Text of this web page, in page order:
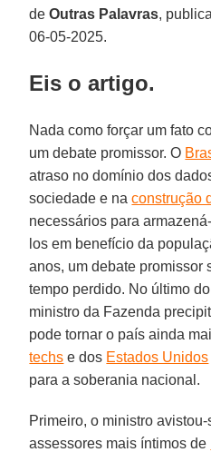
deOutras Palavras,
06-05-2025.
Eis o artigo.
Nada como forçar um fato
um debate promissor. O
atraso no domínio dos
sociedade e naconstrução
necessários para
los em benefício da
anos, um debate promissor
tempo perdido. No último
ministro da Fazenda
pode tornar o país ainda
techs e dos Estados Unidos
para a soberania nacional.
Primeiro, o ministro
assessores mais íntimos de